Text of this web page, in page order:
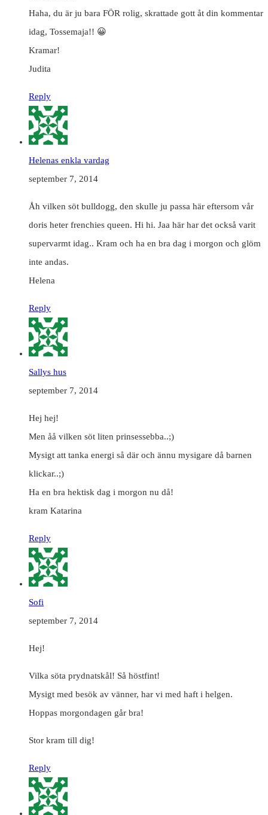
Haha, du är ju bara FÖR rolig, skrattade gott åt din kommentar
idag, Tossemaja!! 😀
Kramar!
Judita
Reply
Helenas enkla vardag
september 7, 2014
Åh vilken söt bulldogg, den skulle ju passa här eftersom vår
doris heter frenchies queen. Hi hi. Jaa här har det också varit
supervarmt idag.. Kram och ha en bra dag i morgon och glöm
inte andas.
Helena
Reply
Sallys hus
september 7, 2014
Hej hej!
Men åå vilken söt liten prinsessebba..;)
Mysigt att tanka energi så där och ännu mysigare då barnen
klickar..;)
Ha en bra hektisk dag i morgon nu då!
kram Katarina
Reply
Sofi
september 7, 2014
Hej!
Vilka söta prydnatskål! Så höstfint!
Mysigt med besök av vänner, har vi med haft i helgen.
Hoppas morgondagen går bra!
Stor kram till dig!
Reply